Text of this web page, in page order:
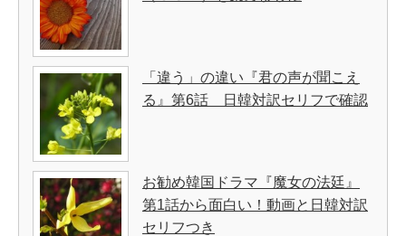
「違う」の違い『君の声が聞こえ
る』第6話 日韓対訳セリフで確認
お勧め韓国ドラマ『魔女の法廷』
第1話から面白い！動画と日韓対訳
セリフつき